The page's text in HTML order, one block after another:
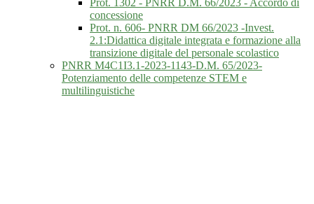
Prot. 1302 - PNRR D.M. 66/2023 - Accordo di
concessione
Prot. n. 606- PNRR DM 66/2023 -Invest.
2.1:Didattica digitale integrata e formazione alla
transizione digitale del personale scolastico
PNRR M4C1I3.1-2023-1143-D.M. 65/2023-
Potenziamento delle competenze STEM e
multilinguistiche